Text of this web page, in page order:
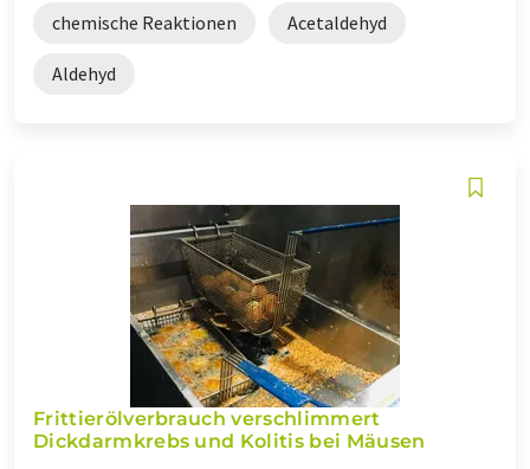
chemische Reaktionen Acetaldehyd
Aldehyd
Frittierölverbrauch verschlimmert
Dickdarmkrebs und Kolitis bei Mäusen